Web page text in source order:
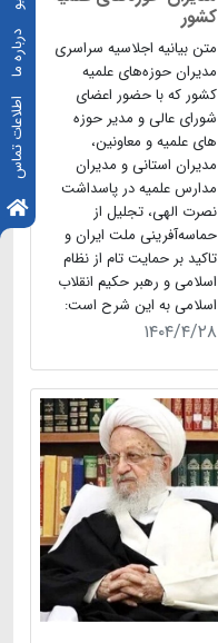
درباره ما
اطلاعات تماس
کشور
متن بیانیه اجلاسیه سراسری
مدیران حوزه‌های علمیه
کشور که با حضور اعضای
شورای عالی و مدیر حوزه
های علمیه و معاونین،
مدیران استانی و مدیران
مدارس علمیه در پاسداشت
نصرت الهی، تجلیل از
حماسه‌آفرینی ملت ایران و
تاکید بر حمایت تام از نظام
اسلامی و رهبر حکیم انقلاب
اسلامی به این شرح است:
۱۴۰۴/۴/۲۸